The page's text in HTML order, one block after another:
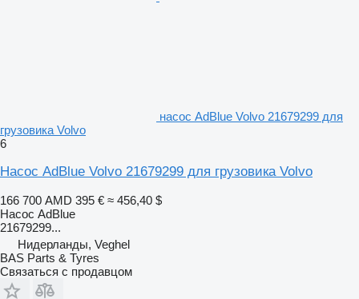
насос AdBlue Volvo 21679299 для
грузовика Volvo
6
Насос AdBlue Volvo 21679299 для грузовика Volvo
166 700 AMD 395 € ≈ 456,40 $
Насос AdBlue
21679299...
Нидерланды, Veghel
BAS Parts & Tyres
Связаться с продавцом